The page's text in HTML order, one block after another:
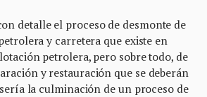
detalle el proceso de desmonte de
y carretera que existe en
petrolera, pero sobre todo, de
y restauración que se deberán
la culminación de un proceso de